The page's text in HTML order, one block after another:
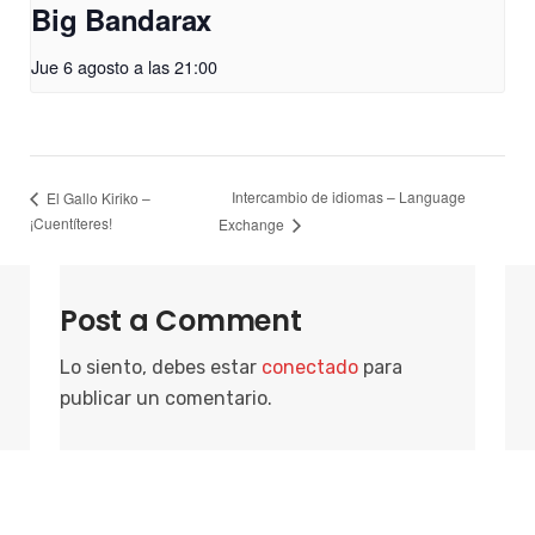
Big Bandarax
Jue 6 agosto a las 21:00
El Gallo Kiriko –
¡Cuentíteres!
Intercambio de idiomas – Language
Exchange
Post a Comment
Lo siento, debes estar conectado para
publicar un comentario.